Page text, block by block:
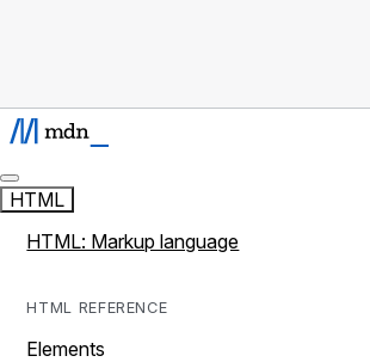
HTML
HTML: Markup language
HTML REFERENCE
Elements